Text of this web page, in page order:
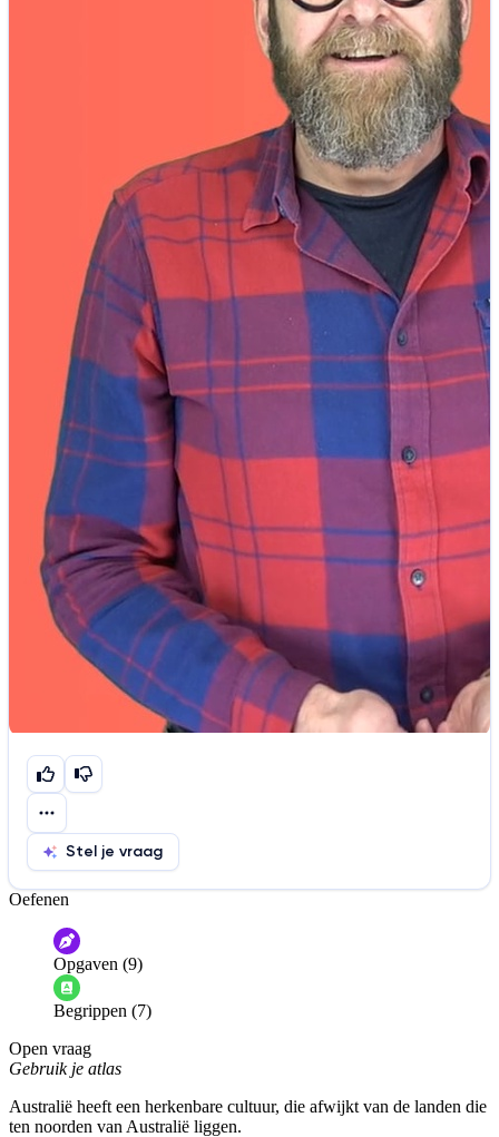
Stel je vraag
Help ons de video te verbeteren
De audio is slecht
Informatie is onjuist
De docent is te langdradig
De uitleg gaat te langzaam
Oefenen
Opgaven (9)
Begrippen (7)
Open vraag
Gebruik je atlas
Australië heeft een herkenbare cultuur, die afwijkt van de landen die
ten noorden van Australië liggen.